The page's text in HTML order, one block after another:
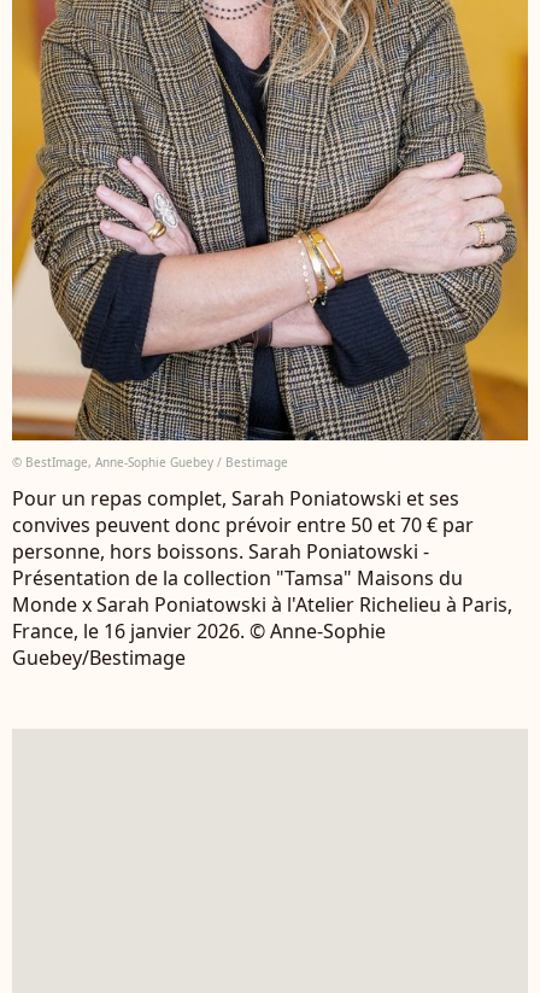
© BestImage, Anne-Sophie Guebey / Bestimage
Pour un repas complet, Sarah Poniatowski et ses
convives peuvent donc prévoir entre 50 et 70 € par
personne, hors boissons. Sarah Poniatowski -
Présentation de la collection "Tamsa" Maisons du
Monde x Sarah Poniatowski à l'Atelier Richelieu à Paris,
France, le 16 janvier 2026. © Anne-Sophie
Guebey/Bestimage